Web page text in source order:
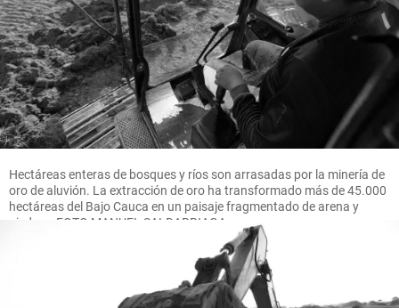
Hectáreas enteras de bosques y ríos son arrasadas por la minería de
oro de aluvión. La extracción de oro ha transformado más de 45.000
hectáreas del Bajo Cauca en un paisaje fragmentado de arena y
piedras. FOTO MANUEL SALDARRIAGA